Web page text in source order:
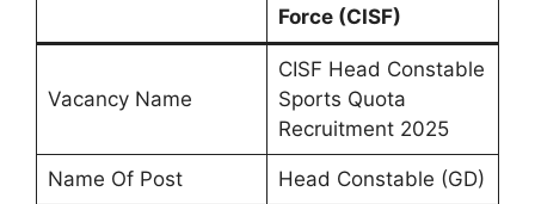
Force (CISF)
Vacancy Name
CISF Head Constable
Sports Quota
Recruitment 2025
Name Of Post Head Constable (GD)